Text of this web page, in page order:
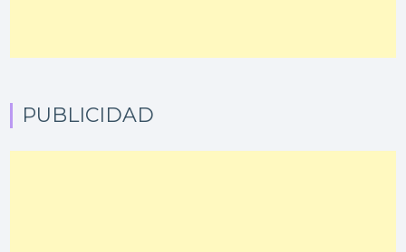
PUBLICIDAD